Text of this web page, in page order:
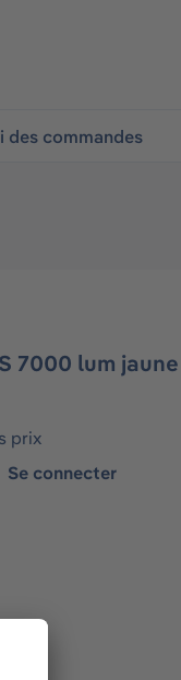
des commandes
7000 lum jaune
prix
Se connecter